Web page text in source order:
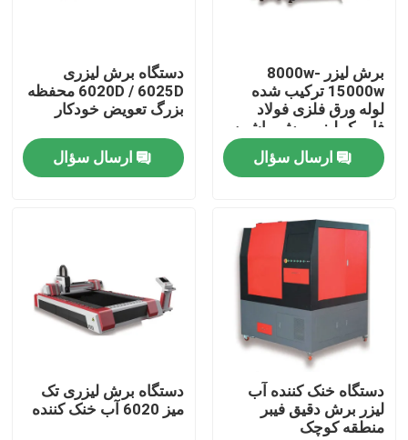
صفحه اصلی
نمایش واقعیت مجازی
تور کارخانه
برش لیزر 8000w-
15000w ترکیب شده
لوله ورق فلزی فولاد
فابریک لیزر برش ماشین
آلات برش دقیق
ارسال سؤال
دستگاه برش لیزری
6020D / 6025D محفظه
بزرگ تعویض خودکار
ارسال سؤال
دستگاه خنک کننده آب
لیزر برش دقیق فیبر
منطقه کوچک
دستگاه برش لیزری تک
میز 6020 آب خنک کننده